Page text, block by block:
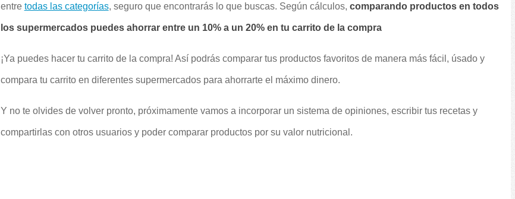
entre todas las categorías, seguro que encontrarás lo que buscas. Según cálculos, comparando productos en todos
los supermercados puedes ahorrar entre un 10% a un 20% en tu carrito de la compra
¡Ya puedes hacer tu carrito de la compra! Así podrás comparar tus productos favoritos de manera más fácil, úsado y
compara tu carrito en diferentes supermercados para ahorrarte el máximo dinero.
Y no te olvides de volver pronto, próximamente vamos a incorporar un sistema de opiniones, escribir tus recetas y
compartirlas con otros usuarios y poder comparar productos por su valor nutricional.